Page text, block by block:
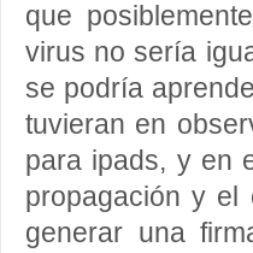
que
virus no sería
se podría
tuvieran en
para ipads, y en
propagación y el
generar una